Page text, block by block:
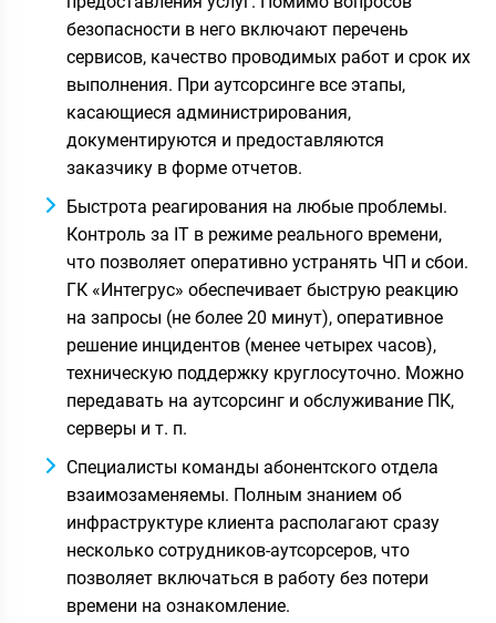
безопасности в него включают перечень
сервисов, качество проводимых работ и срок их
выполнения. При аутсорсинге все этапы,
касающиеся администрирования,
документируются и предоставляются
заказчику в форме отчетов.
Быстрота реагирования на любые проблемы.
Контроль за IT в режиме реального времени,
что позволяет оперативно устранять ЧП и сбои.
ГК «Интегрус» обеспечивает быструю реакцию
на запросы (не более 20 минут), оперативное
решение инцидентов (менее четырех часов),
техническую поддержку круглосуточно. Можно
передавать на аутсорсинг и обслуживание ПК,
серверы и т. п.
Специалисты команды абонентского отдела
взаимозаменяемы. Полным знанием об
инфраструктуре клиента располагают сразу
несколько сотрудников-аутсорсеров, что
позволяет включаться в работу без потери
времени на ознакомление.